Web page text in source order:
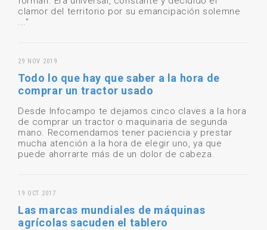
clamor del territorio por su emancipación solemne
..."
29 NOV 2019
Todo lo que hay que saber a la hora de
comprar un tractor usado
Desde Infocampo te dejamos cinco claves a la hora
de comprar un tractor o maquinaria de segunda
mano. Recomendamos tener paciencia y prestar
mucha atención a la hora de elegir uno, ya que
puede ahorrarte más de un dolor de cabeza.
19 OCT 2017
Las marcas mundiales de máquinas
agrícolas sacuden el tablero